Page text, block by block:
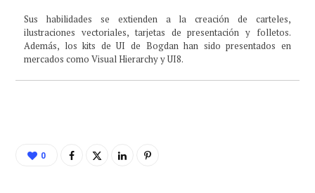
Sus habilidades se extienden a la creación de carteles,
ilustraciones vectoriales, tarjetas de presentación y folletos.
Además, los kits de UI de Bogdan han sido presentados en
mercados como Visual Hierarchy y UI8.
0